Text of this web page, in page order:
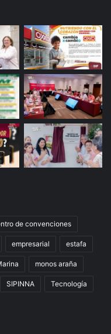
de convenciones
empresarial estafa
monos araña
SIPINNA Tecnología